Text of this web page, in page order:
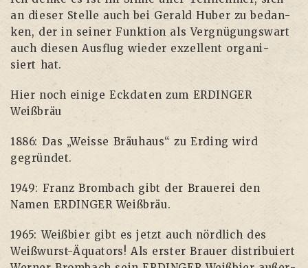
an die­ser Stel­le auch bei Gerald Huber zu bedan­
ken, der in sei­ner Funk­ti­on als Ver­gnü­gungs­wart
auch die­sen Aus­flug wie­der exzel­lent orga­ni­
siert hat.
Hier noch eini­ge Eck­da­ten zum ERDINGER
Weißbräu
1886: Das „Weis­se Bräu­haus“ zu Erding wird
gegründet.
1949: Franz Brom­bach gibt der Braue­rei den
Namen ERDINGER Weißbräu.
1965: Weiß­bier gibt es jetzt auch nörd­lich des
Weiß­wurst-Äqua­tors! Als ers­ter Brau­er dis­tri­bu­iert